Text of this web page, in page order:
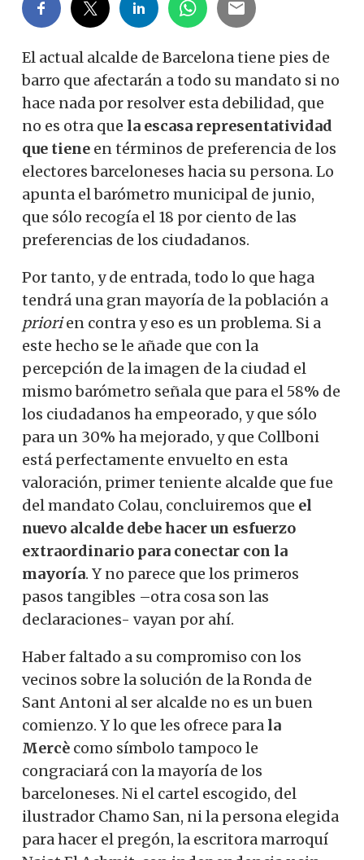
El actual alcalde de Barcelona tiene pies de
barro que afectarán a todo su mandato si no
hace nada por resolver esta debilidad, que
no es otra que la escasa representatividad
que tiene en términos de preferencia de los
electores barceloneses hacia su persona. Lo
apunta el barómetro municipal de junio,
que sólo recogía el 18 por ciento de las
preferencias de los ciudadanos.
Por tanto, y de entrada, todo lo que haga
tendrá una gran mayoría de la población a
priorien contra y eso es un problema. Si a
este hecho se le añade que con la
percepción de la imagen de la ciudad el
mismo barómetro señala que para el 58% de
los ciudadanos ha empeorado, y que sólo
para un 30% ha mejorado, y que Collboni
está perfectamente envuelto en esta
valoración, primer teniente alcalde que fue
del mandato Colau, concluiremos que el
nuevo alcalde debe hacer un esfuerzo
extraordinario para conectar con la
mayoría. Y no parece que los primeros
pasos tangibles –otra cosa son las
declaraciones- vayan por ahí.
Haber faltado a su compromiso con los
vecinos sobre la solución de la Ronda de
Sant Antoni al ser alcalde no es un buen
comienzo. Y lo que les ofrece para la
Mercè como símbolo tampoco le
congraciará con la mayoría de los
barceloneses. Ni el cartel escogido, del
ilustrador Chamo San, ni la persona elegida
para hacer el pregón, la escritora marroquí